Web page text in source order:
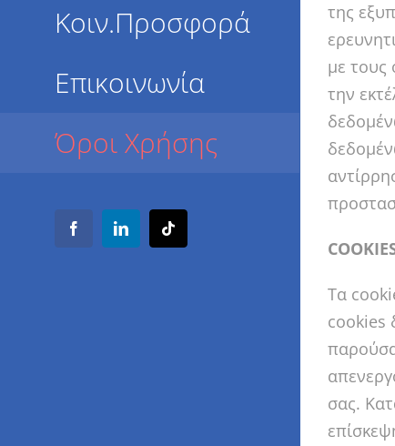
Κοιν.Προσφορά
Επικοινωνία
Όροι Χρήσης
FacebookLinkedInTiktok
της
με τους
την
Τα
cookies
σας.